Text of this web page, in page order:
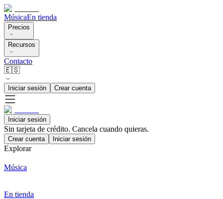
MúsicaEn tienda
Precios
Recursos
Contacto
🇪🇸
Iniciar sesión Crear cuenta
Iniciar sesión
Sin tarjeta de crédito. Cancela cuando quieras.
Crear cuenta Iniciar sesión
Explorar
Música
En tienda